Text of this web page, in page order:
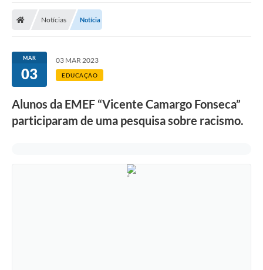
Transparência
Editais
Diário Oficial
Conselhos
Notícias Notícia
MAR
03
03 MAR 2023
EDUCAÇÃO
Alunos da EMEF “Vicente Camargo Fonseca”
participaram de uma pesquisa sobre racismo.